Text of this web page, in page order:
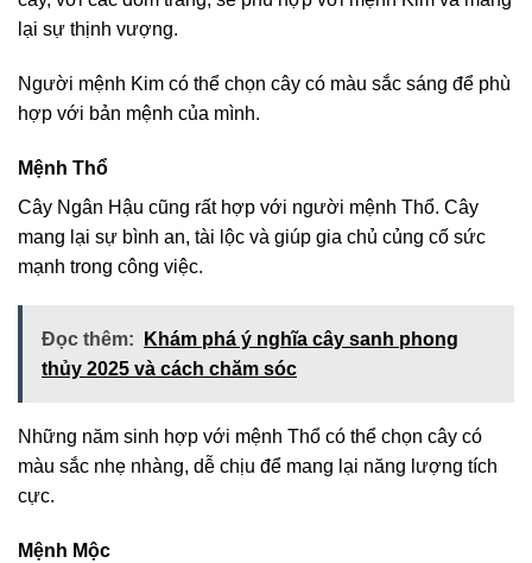
lại sự thịnh vượng.
Người mệnh Kim có thể chọn cây có màu sắc sáng để phù
hợp với bản mệnh của mình.
Mệnh Thổ
Cây Ngân Hậu cũng rất hợp với người mệnh Thổ. Cây
mang lại sự bình an, tài lộc và giúp gia chủ củng cố sức
mạnh trong công việc.
Đọc thêm:
Khám phá ý nghĩa cây sanh phong
thủy 2025 và cách chăm sóc
Những năm sinh hợp với mệnh Thổ có thể chọn cây có
màu sắc nhẹ nhàng, dễ chịu để mang lại năng lượng tích
cực.
Mệnh Mộc